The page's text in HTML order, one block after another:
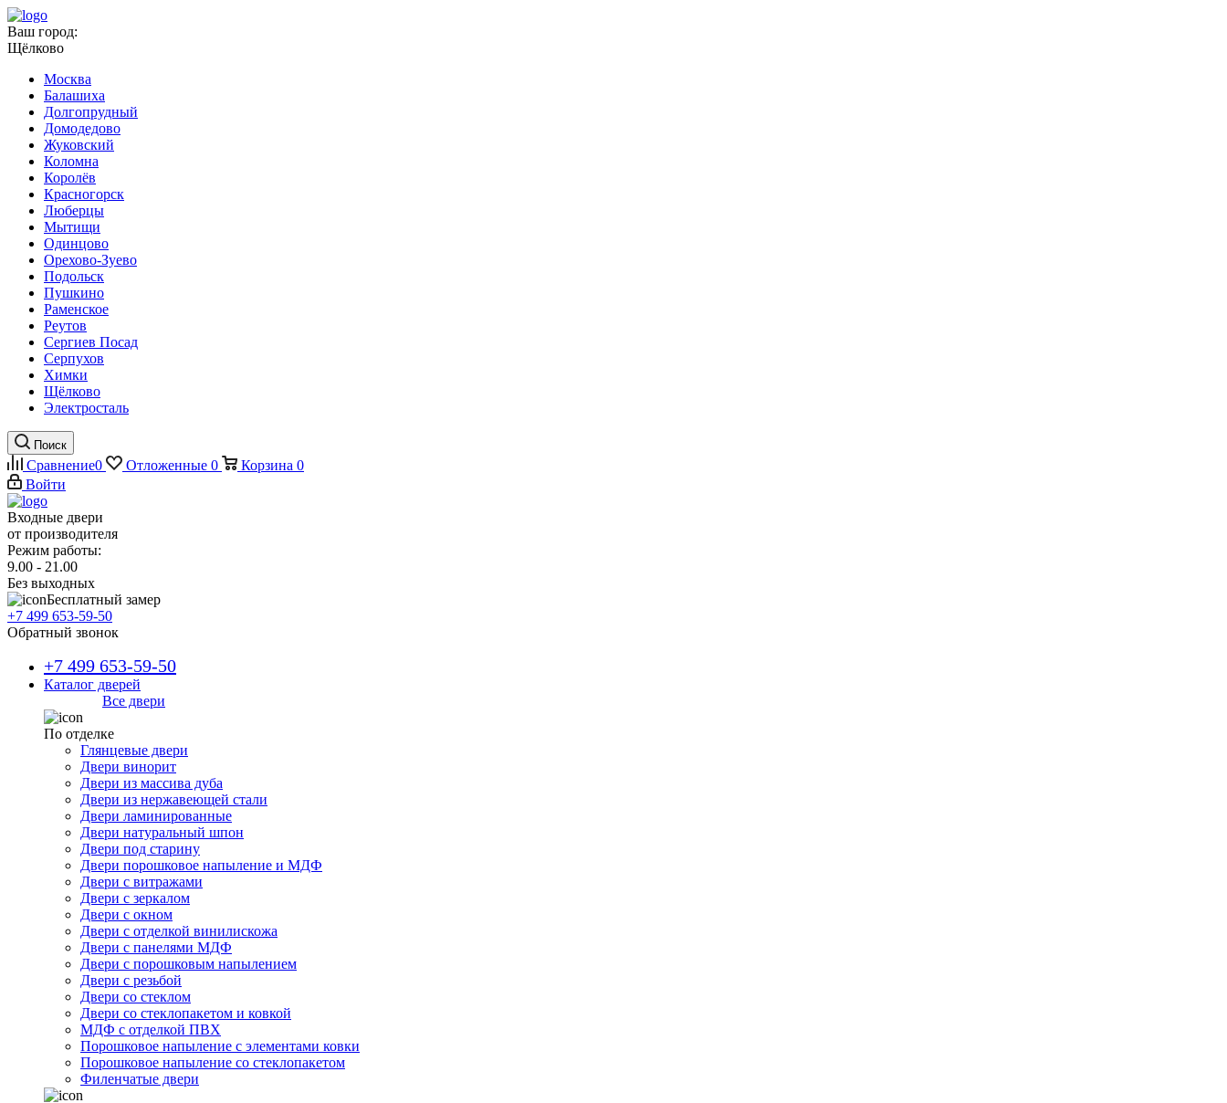
Ваш город:
Щёлково
Москва
Балашиха
Долгопрудный
Домодедово
Жуковский
Коломна
Королёв
Красногорск
Люберцы
Мытищи
Одинцово
Орехово-Зуево
Подольск
Пушкино
Раменское
Реутов
Сергиев Посад
Серпухов
Химки
Щёлково
Электросталь
Поиск
Сравнение0 Отложенные 0 Корзина 0
Войти
Входные двери
от производителя
Режим работы:
9.00 - 21.00
Без выходных
Бесплатный замер
+7 499 653-59-50
Обратный звонок
+7 499 653-59-50
Каталог дверей
Все двери
По отделке
Глянцевые двери
Двери винорит
Двери из массива дуба
Двери из нержавеющей стали
Двери ламинированные
Двери натуральный шпон
Двери под старину
Двери порошковое напыление и МДФ
Двери с витражами
Двери с зеркалом
Двери с окном
Двери с отделкой винилискожа
Двери с панелями МДФ
Двери с порошковым напылением
Двери с резьбой
Двери со стеклом
Двери со стеклопакетом и ковкой
МДФ с отделкой ПВХ
Порошковое напыление с элементами ковки
Порошковое напыление со стеклопакетом
Филенчатые двери